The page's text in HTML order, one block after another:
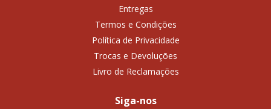
Entregas
Termos e Condições
Política de Privacidade
Trocas e Devoluções
Livro de Reclamações
Siga-nos